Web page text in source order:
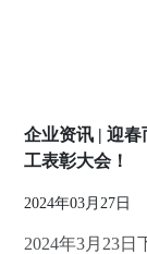
企业资讯 | 迎
工表彰大会！
2024年03月27日
2024年3月23日